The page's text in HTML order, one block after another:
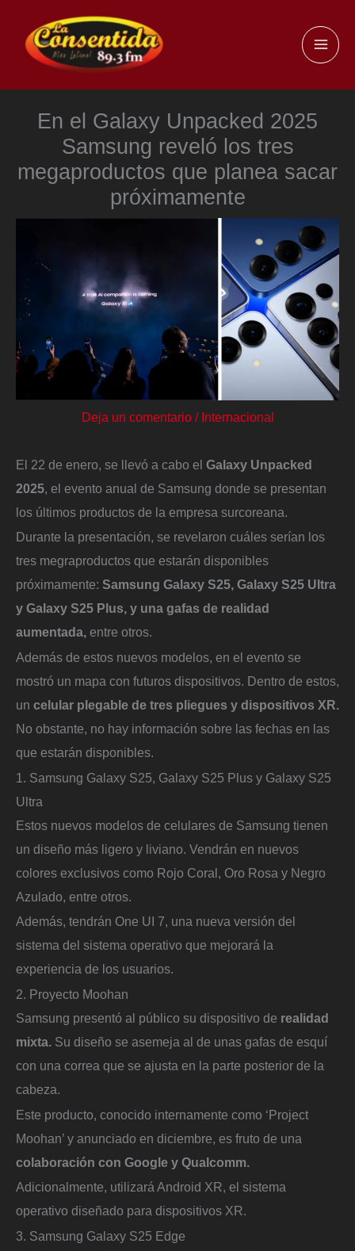
contenido
En el Galaxy Unpacked 2025
Samsung reveló los tres
megaproductos que planea sacar
próximamente
Deja un comentario / Internacional
El 22 de enero, se llevó a cabo el Galaxy Unpacked
2025, el evento anual de Samsung donde se presentan
los últimos productos de la empresa surcoreana.
Durante la presentación, se revelaron cuáles serían los
tres megraproductos que estarán disponibles
próximamente: Samsung Galaxy S25, Galaxy S25 Ultra
y Galaxy S25 Plus, y una gafas de realidad
aumentada, entre otros.
Además de estos nuevos modelos, en el evento se
mostró un mapa con futuros dispositivos. Dentro de estos,
un celular plegable de tres pliegues y dispositivos XR.
No obstante, no hay información sobre las fechas en las
que estarán disponibles.
1. Samsung Galaxy S25, Galaxy S25 Plus y Galaxy S25
Ultra
Estos nuevos modelos de celulares de Samsung tienen
un diseño más ligero y liviano. Vendrán en nuevos
colores exclusivos como Rojo Coral, Oro Rosa y Negro
Azulado, entre otros.
Además, tendrán One UI 7, una nueva versión del
sistema del sistema operativo que mejorará la
experiencia de los usuarios.
2. Proyecto Moohan
Samsung presentó al público su dispositivo de realidad
mixta. Su diseño se asemeja al de unas gafas de esquí
con una correa que se ajusta en la parte posterior de la
cabeza.
Este producto, conocido internamente como ‘Project
Moohan’ y anunciado en diciembre, es fruto de una
colaboración con Google y Qualcomm.
Adicionalmente, utilizará Android XR, el sistema
operativo diseñado para dispositivos XR.
3. Samsung Galaxy S25 Edge